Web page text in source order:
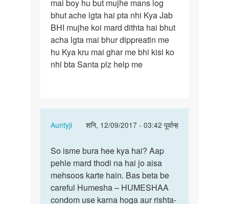
mai
boy
hu
but
mujhe
mans…
mai boy hu but mujhe mans log
bhut ache lgta hai pta nhi Kya Jab
BHI mujhe koi mard dithta hai bhut
acha lgta mai bhur dippreatin me
hu Kya kru mai ghar me bhi kisi ko
nhi bta Santa plz help me
Auntyji
शनि, 12/09/2017 - 03:42 पूर्वान्ह
In
to
mai
boy
hu
but
So
isme
bura
hee
kya
So isme bura hee kya hai? Aap
pehle mard thodi na hai jo aisa
mehsoos karte hain. Bas beta be
careful Humesha – HUMESHAA
condom use karna hoga aur rishta-